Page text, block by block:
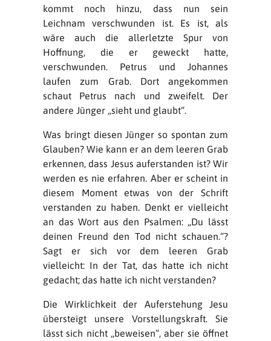
kommt noch hinzu, dass nun sein
Leichnam verschwunden ist. Es ist, als
wäre auch die allerletzte Spur von
Hoffnung, die er geweckt hatte,
verschwunden. Petrus und Johannes
laufen zum Grab. Dort angekommen
schaut Petrus nach und zweifelt. Der
andere Jünger „sieht und glaubt“.
Was bringt diesen Jünger so spontan zum
Glauben? Wie kann er an dem leeren Grab
erkennen, dass Jesus auferstanden ist? Wir
werden es nie erfahren. Aber er scheint in
diesem Moment etwas von der Schrift
verstanden zu haben. Denkt er vielleicht
an das Wort aus den Psalmen: „Du lässt
deinen Freund den Tod nicht schauen.“?
Sagt er sich vor dem leeren Grab
vielleicht: In der Tat, das hatte ich nicht
gedacht; das hatte ich nicht verstanden?
Die Wirklichkeit der Auferstehung Jesu
übersteigt unsere Vorstellungskraft. Sie
lässt sich nicht „beweisen“, aber sie öffnet